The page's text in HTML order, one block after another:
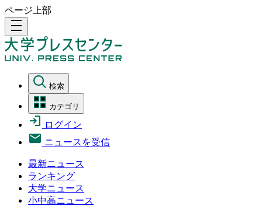
ページ上部
density_medium
検索
カテゴリ
ログイン
ニュースを受信
最新ニュース
ランキング
大学ニュース
小中高ニュース